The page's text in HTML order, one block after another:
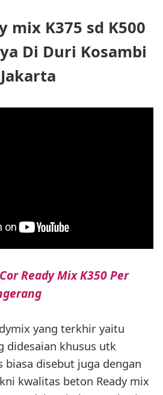
mix K375 sd K500
Di Duri Kosambi
Jakarta
Ready Mix K350 Per
yang terkhir yaitu
didesaian khusus utk
biasa disebut juga dengan
kwalitas beton Ready mix